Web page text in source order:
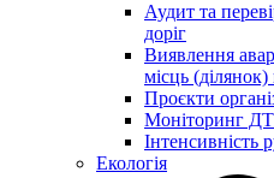
Аудит та
доріг
Виявлення
місць
Проєкти
Моніторинг
Інтенсивність
Екологія